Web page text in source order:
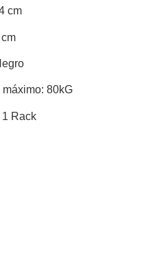
cm
máximo: 80kG
1 Rack